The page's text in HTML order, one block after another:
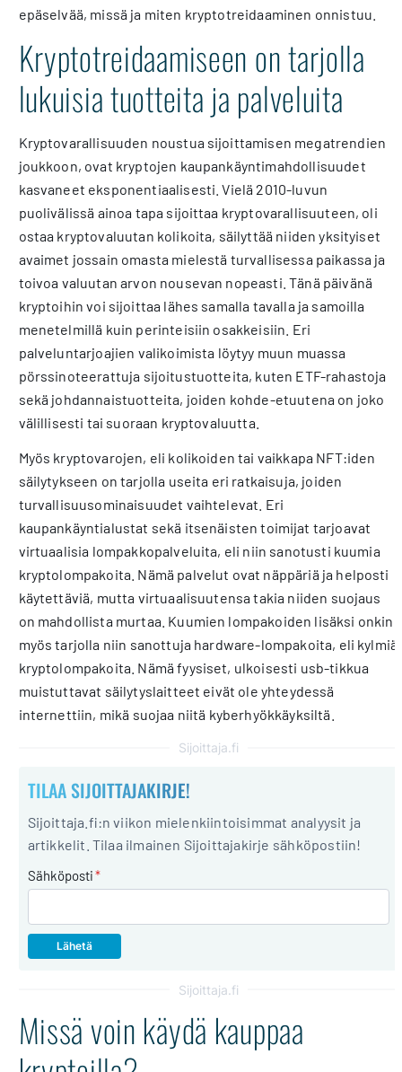
epäselvää, missä ja miten kryptotreidaaminen onnistuu.
Kryptotreidaamiseen on tarjolla
lukuisia tuotteita ja palveluita
Kryptovarallisuuden noustua sijoittamisen megatrendien
joukkoon, ovat kryptojen kaupankäyntimahdollisuudet
kasvaneet eksponentiaalisesti. Vielä 2010-luvun
puolivälissä ainoa tapa sijoittaa kryptovarallisuuteen, oli
ostaa kryptovaluutan kolikoita, säilyttää niiden yksityiset
avaimet jossain omasta mielestä turvallisessa paikassa ja
toivoa valuutan arvon nousevan nopeasti. Tänä päivänä
kryptoihin voi sijoittaa lähes samalla tavalla ja samoilla
menetelmillä kuin perinteisiin osakkeisiin. Eri
palveluntarjoajien valikoimista löytyy muun muassa
pörssinoteerattuja sijoitustuotteita, kuten ETF-rahastoja
sekä johdannaistuotteita, joiden kohde-etuutena on joko
välillisesti tai suoraan kryptovaluutta.
Myös kryptovarojen, eli kolikoiden tai vaikkapa NFT:iden
säilytykseen on tarjolla useita eri ratkaisuja, joiden
turvallisuusominaisuudet vaihtelevat. Eri
kaupankäyntialustat sekä itsenäisten toimijat tarjoavat
virtuaalisia lompakkopalveluita, eli niin sanotusti kuumia
kryptolompakoita. Nämä palvelut ovat näppäriä ja helposti
käytettäviä, mutta virtuaalisuutensa takia niiden suojaus
on mahdollista murtaa. Kuumien lompakoiden lisäksi onkin
myös tarjolla niin sanottuja hardware-lompakoita, eli kylmiä
kryptolompakoita. Nämä fyysiset, ulkoisesti usb-tikkua
muistuttavat säilytyslaitteet eivät ole yhteydessä
internettiin, mikä suojaa niitä kyberhyökkäyksiltä.
Sijoittaja.fi
TILAA SIJOITTAJAKIRJE!
Sijoittaja.fi:n viikon mielenkiintoisimmat analyysit ja
artikkelit. Tilaa ilmainen Sijoittajakirje sähköpostiin!
Sähköposti*
Sijoittaja.fi
Missä voin käydä kauppaa